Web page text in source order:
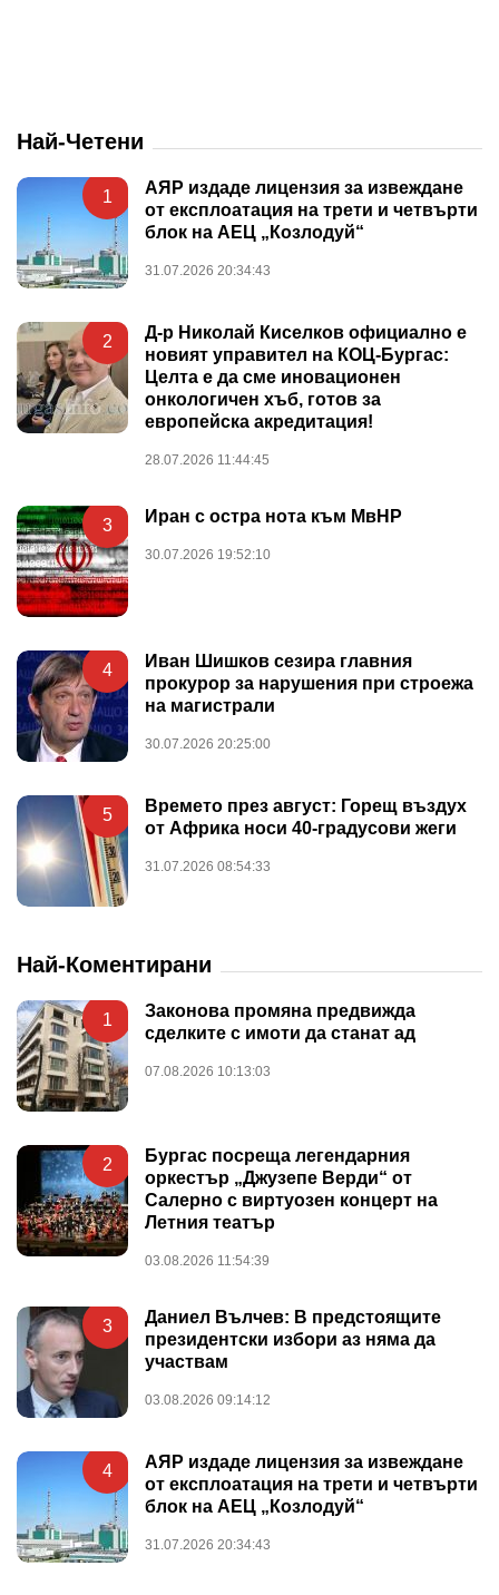
Най-Четени
1
АЯР издаде лицензия за извеждане
от експлоатация на трети и четвърти
блок на АЕЦ „Козлодуй“
31.07.2026 20:34:43
2
Д-р Николай Киселков официално е
новият управител на КОЦ-Бургас:
Целта е да сме иновационен
онкологичен хъб, готов за
европейска акредитация!
28.07.2026 11:44:45
3 Иран с остра нота към МвНР
30.07.2026 19:52:10
4
Иван Шишков сезира главния
прокурор за нарушения при строежа
на магистрали
30.07.2026 20:25:00
5
Времето през август: Горещ въздух
от Африка носи 40-градусови жеги
31.07.2026 08:54:33
Най-Коментирани
1
Законова промяна предвижда
сделките с имоти да станат ад
07.08.2026 10:13:03
2
Бургас посреща легендарния
оркестър „Джузепе Верди“ от
Салерно с виртуозен концерт на
Летния театър
03.08.2026 11:54:39
3
Даниел Вълчев: В предстоящите
президентски избори аз няма да
участвам
03.08.2026 09:14:12
4
АЯР издаде лицензия за извеждане
от експлоатация на трети и четвърти
блок на АЕЦ „Козлодуй“
31.07.2026 20:34:43